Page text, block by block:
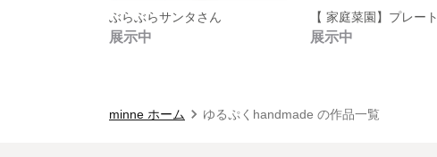
ぶらぶらサンタさん
展示中
【 家庭菜園】プレート
展示中
minne ホーム ゆるぷくhandmade の作品一覧